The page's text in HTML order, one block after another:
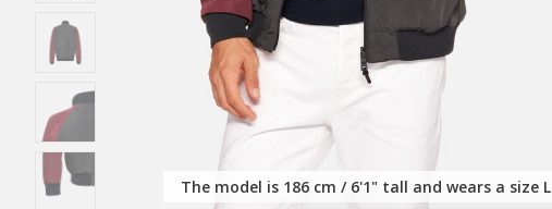
The model is 186 cm / 6'1" tall and wears a size L